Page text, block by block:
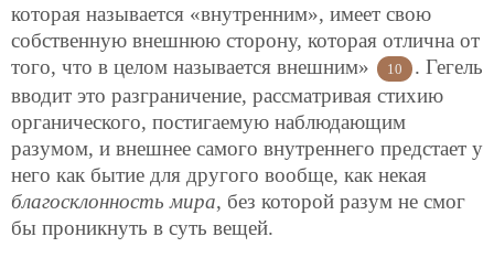
которая называется «внутренним», имеет свою
собственную внешнюю сторону, которая отлична от
того, что в целом называется внешним»
10
. Гегель
вводит это разграничение, рассматривая стихию
органического, постигаемую наблюдающим
разумом, и внешнее самого внутреннего предстает у
него как бытие для другого вообще, как некая
благосклонность мира, без которой разум не смог
бы проникнуть в суть вещей.